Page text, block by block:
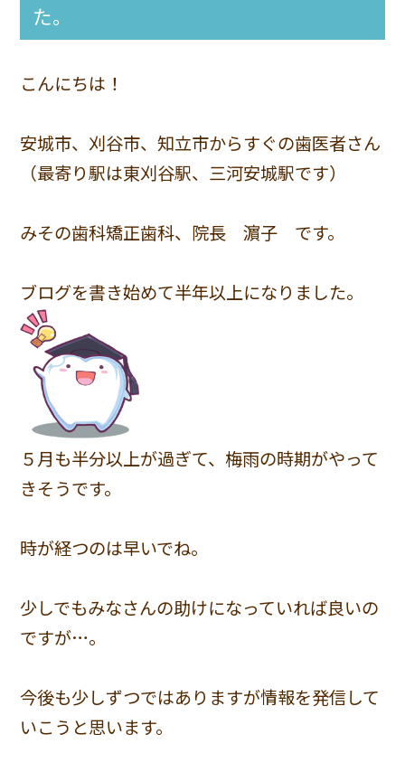
た。
こんにちは！
安城市、刈谷市、知立市からすぐの歯医者さん
（最寄り駅は東刈谷駅、三河安城駅です）
みその歯科矯正歯科、院長 濵子 です。
ブログを書き始めて半年以上になりました。
５月も半分以上が過ぎて、梅雨の時期がやって
きそうです。
時が経つのは早いでね。
少しでもみなさんの助けになっていれば良いの
ですが…。
今後も少しずつではありますが情報を発信して
いこうと思います。